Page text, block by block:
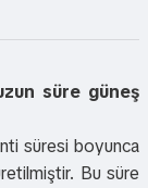
süre güneş
süresi boyunca
Bu süre